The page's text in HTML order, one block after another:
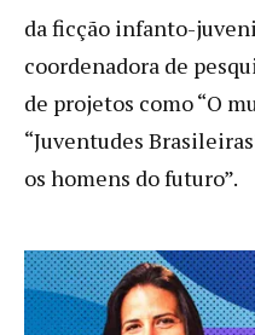
da ficção infanto-
coordenadora de
de projetos como “O
“Juventudes
os homens do futuro”.